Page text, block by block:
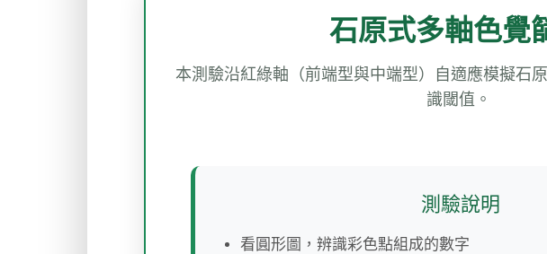
石原式多軸色覺
本測驗沿紅綠軸（前端型與中端型）自適應模擬石
識閾值。
測驗說明
看圓形圖，辨識彩色點組成的數字